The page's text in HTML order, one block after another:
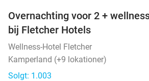
Overnachting voor 2 +
bij Fletcher Hotels
Wellness-Hotel Fletcher
Kamperland (+9 lokationer)
Solgt: 1.003